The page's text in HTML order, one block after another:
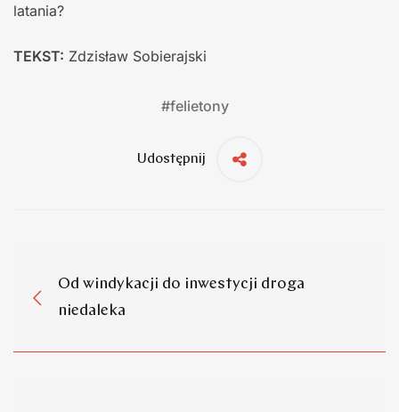
latania?
TEKST: Zdzisław Sobierajski
#felietony
Udostępnij
Od windykacji do inwestycji droga
niedaleka